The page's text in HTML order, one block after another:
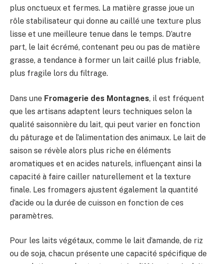
plus onctueux et fermes. La matière grasse joue un
rôle stabilisateur qui donne au caillé une texture plus
lisse et une meilleure tenue dans le temps. D’autre
part, le lait écrémé, contenant peu ou pas de matière
grasse, a tendance à former un lait caillé plus friable,
plus fragile lors du filtrage.
Dans une Fromagerie des Montagnes, il est fréquent
que les artisans adaptent leurs techniques selon la
qualité saisonnière du lait, qui peut varier en fonction
du pâturage et de l’alimentation des animaux. Le lait de
saison se révèle alors plus riche en éléments
aromatiques et en acides naturels, influençant ainsi la
capacité à faire cailler naturellement et la texture
finale. Les fromagers ajustent également la quantité
d’acide ou la durée de cuisson en fonction de ces
paramètres.
Pour les laits végétaux, comme le lait d’amande, de riz
ou de soja, chacun présente une capacité spécifique de